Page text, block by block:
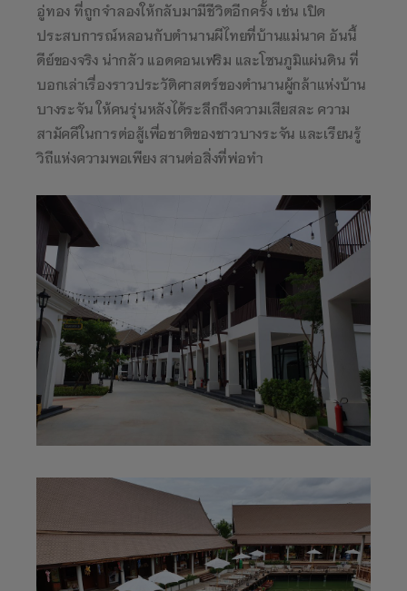
อู่ทอง ที่ถูกจำลองให้กลับมามีชีวิตอีกครั้ง เช่น เปิด
ประสบการณ์หลอนกับตำนานผีไทยที่บ้านแม่นาค อันนี้
ดีย์ของจริง น่ากลัว แอดคอนเฟริม และโซนภูมิแผ่นดิน ที่
บอกเล่าเรื่องราวประวัติศาสตร์ของตำนานผู้กล้าแห่งบ้าน
บางระจัน ให้คนรุ่นหลังได้ระลึกถึงความเสียสละ ความ
สามัคคีในการต่อสู้เพื่อชาติของชาวบางระจัน และเรียนรู้
วิถีแห่งความพอเพียง สานต่อสิ่งที่พ่อทำ